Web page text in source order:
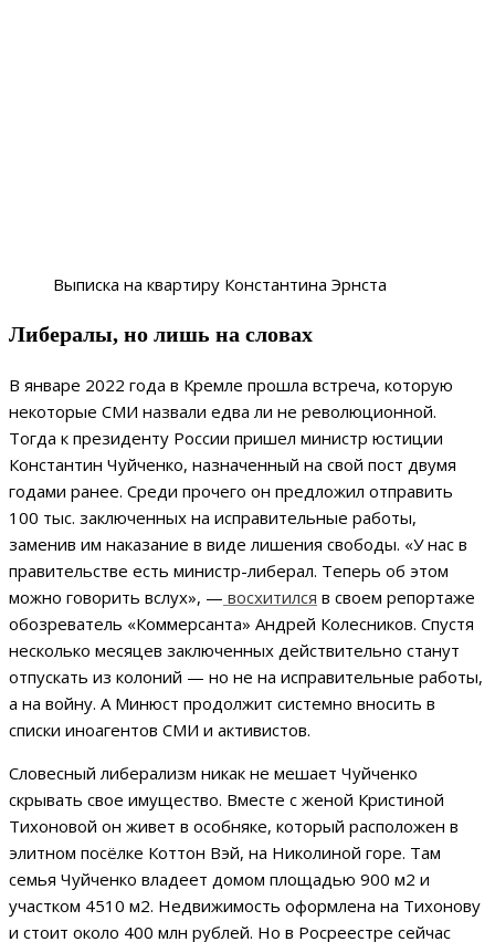
Выписка на квартиру Константина Эрнста
Либералы, но лишь на словах
В январе 2022 года в Кремле прошла встреча, которую
некоторые СМИ назвали едва ли не революционной.
Тогда к президенту России пришел министр юстиции
Константин Чуйченко, назначенный на свой пост двумя
годами ранее. Среди прочего он предложил отправить
100 тыс. заключенных на исправительные работы,
заменив им наказание в виде лишения свободы. «У нас в
правительстве есть министр-либерал. Теперь об этом
можно говорить вслух», — восхитился в своем репортаже
обозреватель «Коммерсанта» Андрей Колесников. Спустя
несколько месяцев заключенных действительно станут
отпускать из колоний — но не на исправительные работы,
а на войну. А Минюст продолжит системно вносить в
списки иноагентов СМИ и активистов.
Словесный либерализм никак не мешает Чуйченко
скрывать свое имущество. Вместе с женой Кристиной
Тихоновой он живет в особняке, который расположен в
элитном посёлке Коттон Вэй, на Николиной горе. Там
семья Чуйченко владеет домом площадью 900 м2 и
участком 4510 м2. Недвижимость оформлена на Тихонову
и стоит около 400 млн рублей. Но в Росреестре сейчас